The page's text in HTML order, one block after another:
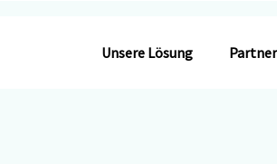
Unsere Lösung